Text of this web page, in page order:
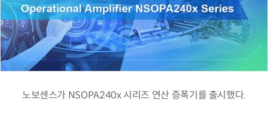
노보센스가 NSOPA240x 시리즈 연산 증폭기를 출시했다.